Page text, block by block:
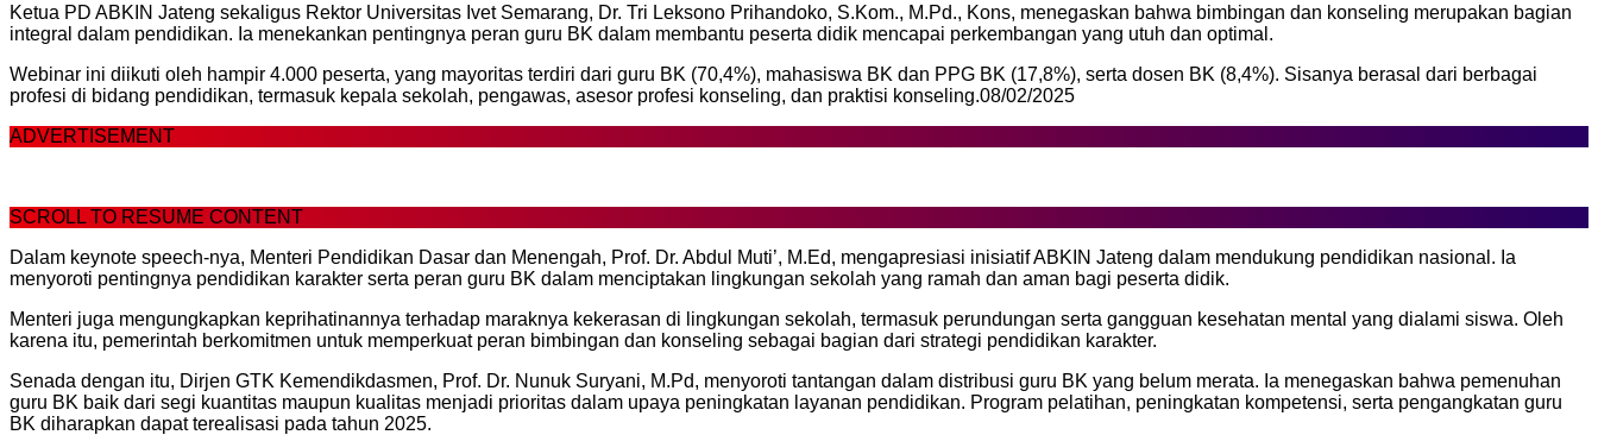
Ketua PD ABKIN Jateng sekaligus Rektor Universitas Ivet Semarang, Dr. Tri Leksono Prihandoko, S.Kom., M.Pd., Kons, menegaskan bahwa bimbingan dan konseling merupakan bagian
integral dalam pendidikan. Ia menekankan pentingnya peran guru BK dalam membantu peserta didik mencapai perkembangan yang utuh dan optimal.
Webinar ini diikuti oleh hampir 4.000 peserta, yang mayoritas terdiri dari guru BK (70,4%), mahasiswa BK dan PPG BK (17,8%), serta dosen BK (8,4%). Sisanya berasal dari berbagai
profesi di bidang pendidikan, termasuk kepala sekolah, pengawas, asesor profesi konseling, dan praktisi konseling.08/02/2025
ADVERTISEMENT
SCROLL TO RESUME CONTENT
Dalam keynote speech-nya, Menteri Pendidikan Dasar dan Menengah, Prof. Dr. Abdul Muti’, M.Ed, mengapresiasi inisiatif ABKIN Jateng dalam mendukung pendidikan nasional. Ia
menyoroti pentingnya pendidikan karakter serta peran guru BK dalam menciptakan lingkungan sekolah yang ramah dan aman bagi peserta didik.
Menteri juga mengungkapkan keprihatinannya terhadap maraknya kekerasan di lingkungan sekolah, termasuk perundungan serta gangguan kesehatan mental yang dialami siswa. Oleh
karena itu, pemerintah berkomitmen untuk memperkuat peran bimbingan dan konseling sebagai bagian dari strategi pendidikan karakter.
Senada dengan itu, Dirjen GTK Kemendikdasmen, Prof. Dr. Nunuk Suryani, M.Pd, menyoroti tantangan dalam distribusi guru BK yang belum merata. Ia menegaskan bahwa pemenuhan
guru BK baik dari segi kuantitas maupun kualitas menjadi prioritas dalam upaya peningkatan layanan pendidikan. Program pelatihan, peningkatan kompetensi, serta pengangkatan guru
BK diharapkan dapat terealisasi pada tahun 2025.